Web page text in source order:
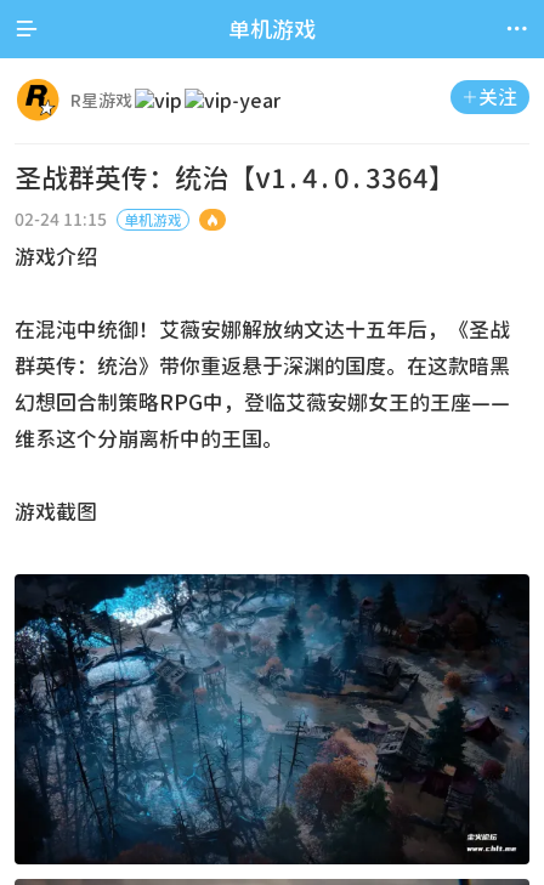
 单机游戏 
 关注
R星游戏
圣战群英传：统治【v1.4.0.3364】
02-24 11:15 单机游戏 
游戏介绍
在混沌中统御！艾薇安娜解放纳文达十五年后，《圣战
群英传：统治》带你重返悬于深渊的国度。在这款暗黑
幻想回合制策略RPG中，登临艾薇安娜女王的王座——
维系这个分崩离析中的王国。
游戏截图